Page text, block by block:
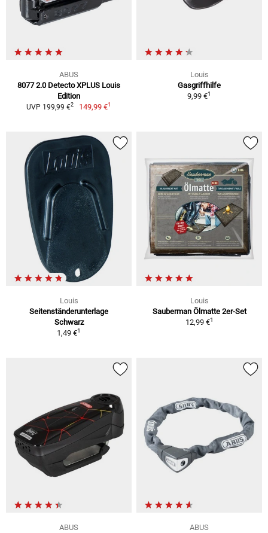
ABUS
8077 2.0 Detecto XPLUS Louis
Edition
UVP 199,99 €2 149,99 €1
Louis
Gasgriffhilfe
9,99 €1
Louis
Seitenständerunterlage
Schwarz
1,49 €1
Louis
Sauberman Ölmatte 2er-Set
12,99 €1
ABUS
ABUS